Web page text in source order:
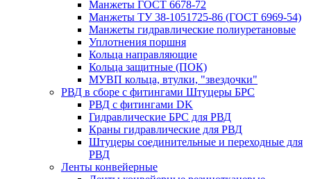
Манжеты ГОСТ 6678-72
Манжеты ТУ 38-1051725-86 (ГОСТ 6969-54)
Манжеты гидравлические полиуретановые
Уплотнения поршня
Кольца направляющие
Кольца защитные (ПОК)
МУВП кольца, втулки, "звездочки"
РВД в сборе с фитингами Штуцеры БРС
РВД с фитингами DK
Гидравлические БРС для РВД
Краны гидравлические для РВД
Штуцеры соединительные и переходные для
РВД
Ленты конвейерные